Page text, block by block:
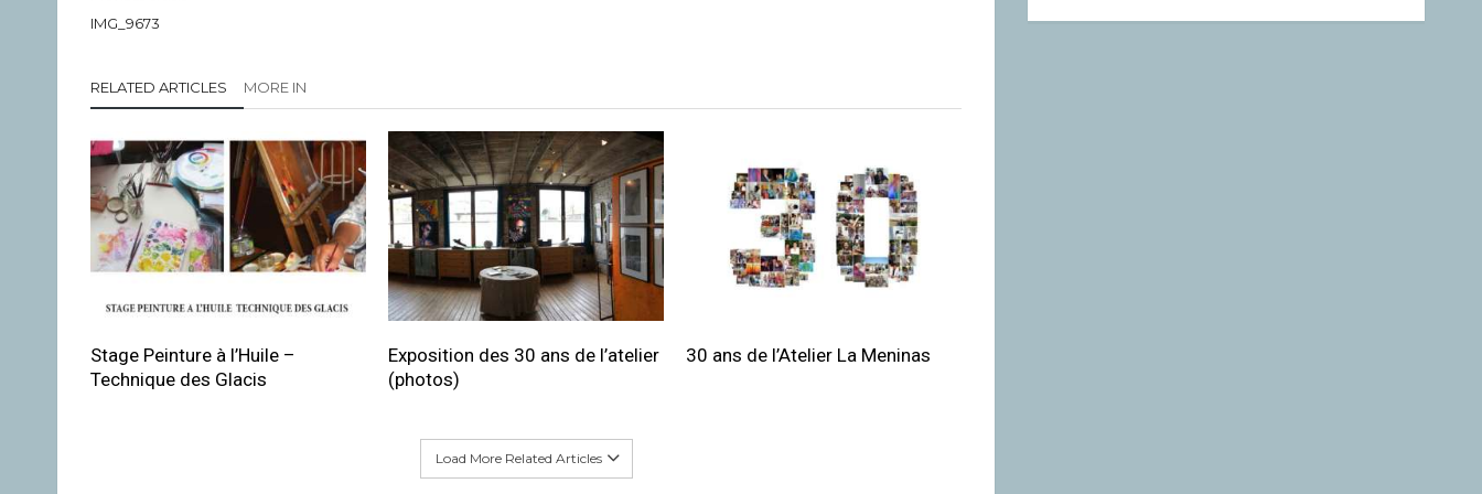
IMG_9673
RELATED ARTICLES MORE IN
Stage Peinture à l’Huile –
Technique des Glacis
Exposition des 30 ans de l’atelier
(photos)
30 ans de l’Atelier La Meninas
Load More Related Articles